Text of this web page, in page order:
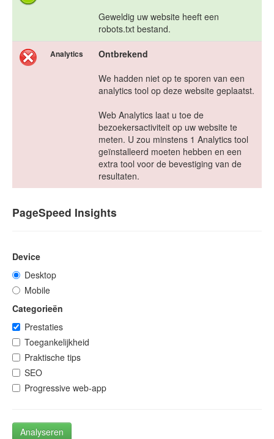
Geweldig uw website heeft een
robots.txt bestand.
Analytics
Ontbrekend
We hadden niet op te sporen van een
analytics tool op deze website geplaatst.
Web Analytics laat u toe de
bezoekersactiviteit op uw website te
meten. U zou minstens 1 Analytics tool
geïnstalleerd moeten hebben en een
extra tool voor de bevestiging van de
resultaten.
PageSpeed Insights
Device
Desktop
Mobile
Categorieën
Prestaties
Toegankelijkheid
Praktische tips
SEO
Progressive web-app
Analyseren